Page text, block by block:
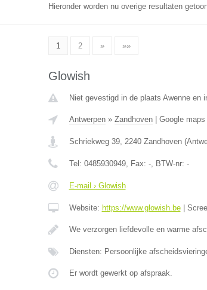
Hieronder worden nu overige resultaten
1 2 » »»
Glowish
Niet gevestigd in de plaats Awenne en
Antwerpen» Zandhoven| Google maps
Schriekweg 39, 2240 Zandhoven(
Tel: 0485930949, Fax: -, BTW-nr: -
E-mail › Glowish
Website: https://www.glowish.be|
We verzorgen liefdevolle en warme
Diensten: Persoonlijke
Er wordt gewerkt op afspraak.